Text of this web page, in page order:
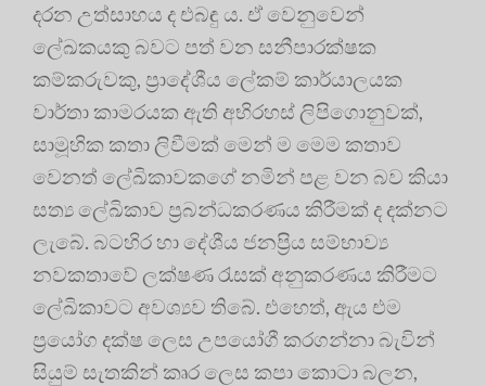
දරන උත්සාහය ද එබඳු ය. ඒ වෙනුවෙන්
ලේඛකයකු බවට පත් වන සනීපාරක්ෂක
කම්කරුවකු, ප්‍රාදේශීය ලේකම් කාර්යාලයක
වාර්තා කාමරයක ඇති අභිරහස් ලිපිගොනුවක්,
සාමූහික කතා ලිවීමක් මෙන් ම මෙම කතාව
වෙනත් ලේඛිකාවකගේ නමින් පළ වන බව කියා
සත්‍ය ලේඛිකාව ප්‍රබන්ධකරණය කිරීමක් ද දක්නට
ලැබේ. බටහිර හා දේශීය ජනප්‍රිය සම්භාව්‍ය
නවකතාවේ ලක්ෂණ රැසක් අනුකරණය කිරීමට
ලේඛිකාවට අවශ්‍යව තිබේ. එහෙත්, ඇය එම
ප්‍රයෝග දක්ෂ ලෙස උපයෝගී කරගන්නා බැවින්
සියුම් සැතකින් කෘර ලෙස කපා කොටා බලන,